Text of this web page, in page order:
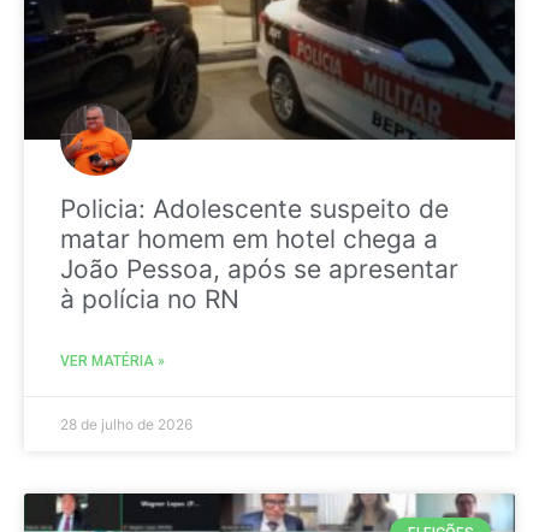
Policia: Adolescente suspeito de
matar homem em hotel chega a
João Pessoa, após se apresentar
à polícia no RN
VER MATÉRIA »
28 de julho de 2026